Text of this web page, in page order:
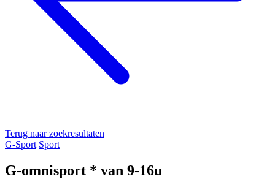
Terug naar zoekresultaten
G-Sport Sport
G-omnisport * van 9-16u